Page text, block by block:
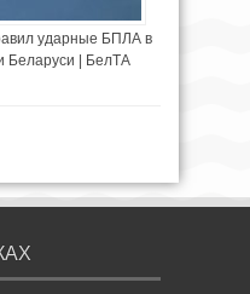
ударные БПЛА в
Беларуси | БелТА